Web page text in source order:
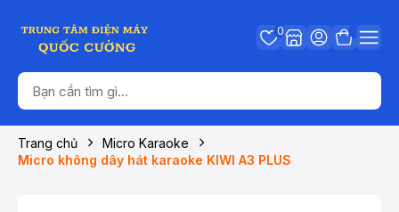
0
Trang chủ
Micro Karaoke
Micro không dây hát karaoke KIWI A3 PLUS